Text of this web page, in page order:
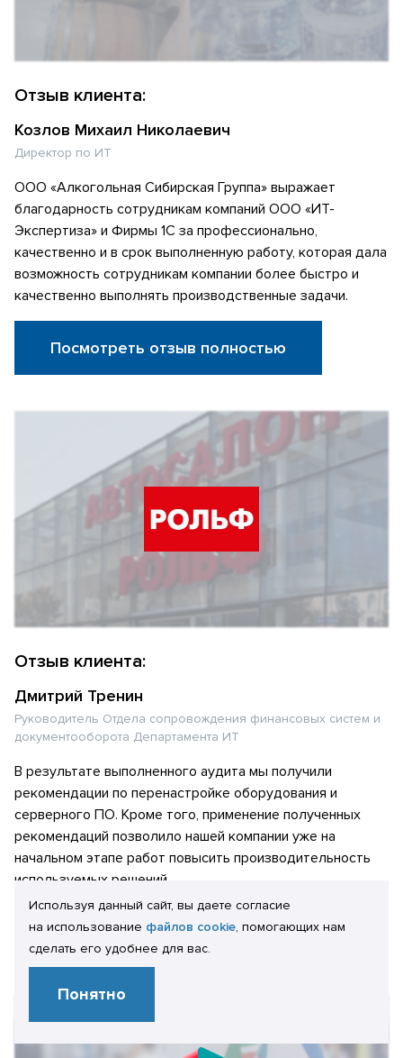
Отзыв клиента:
Козлов Михаил Николаевич
Директор по ИТ
ООО «Алкогольная Сибирская Группа» выражает
благодарность сотрудникам компаний ООО «ИТ-
Экспертиза» и Фирмы 1С за профессионально,
качественно и в срок выполненную работу, которая дала
возможность сотрудникам компании более быстро и
качественно выполнять производственные задачи.
Посмотреть отзыв полностью
Отзыв клиента:
Дмитрий Тренин
Руководитель Отдела сопровождения финансовых систем и
документооборота Департамента ИТ
В результате выполненного аудита мы получили
рекомендации по перенастройке оборудования и
серверного ПО. Кроме того, применение полученных
рекомендаций позволило нашей компании уже на
начальном этапе работ повысить производительность
используемых решений.
Посмотреть отзыв полностью
Используя данный сайт, вы даете согласие
на использование файлов cookie, помогающих нам
сделать его удобнее для вас.
Понятно